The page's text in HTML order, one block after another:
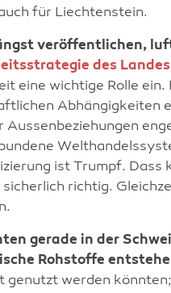
für Liechtenstein.
veröffentlichen,
des Landes
eine wichtige Rolle ein.
Abhängigkeiten
Aussenbeziehungen
ist Trumpf. Dass
richtig.
gerade in der
Rohstoffe
genutzt werden